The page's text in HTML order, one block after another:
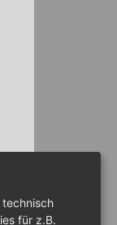
technisch
für z.B.